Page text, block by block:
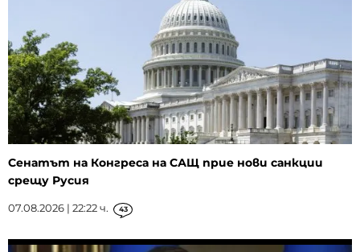
Сенатът на Конгреса на САЩ прие нови санкции
срещу Русия
07.08.2026 | 22:22 ч. 43